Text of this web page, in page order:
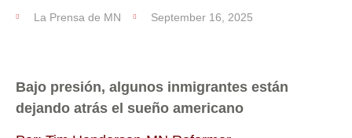
La Prensa de MN September 16, 2025
Bajo presión, algunos inmigrantes están
dejando atrás el sueño americano